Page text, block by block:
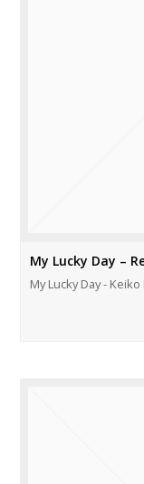
My Lucky Day –
My Lucky Day -